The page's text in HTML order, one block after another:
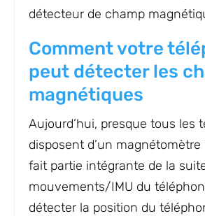
détecteur de champ
Comment votre
peut détecter les
magnétiques
Aujourd’hui, presque tous les
disposent d’un
fait partie intégrante de la
mouvements/IMU du
détecter la position du